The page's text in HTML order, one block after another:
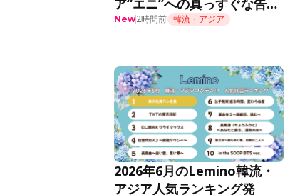
ア“エニ”への真っすぐな告白
に胸キュン＜推しデビュー＞
New2時間前 韓流・アジア
2026年6月のLemino韓流・
アジア人気ランキング発